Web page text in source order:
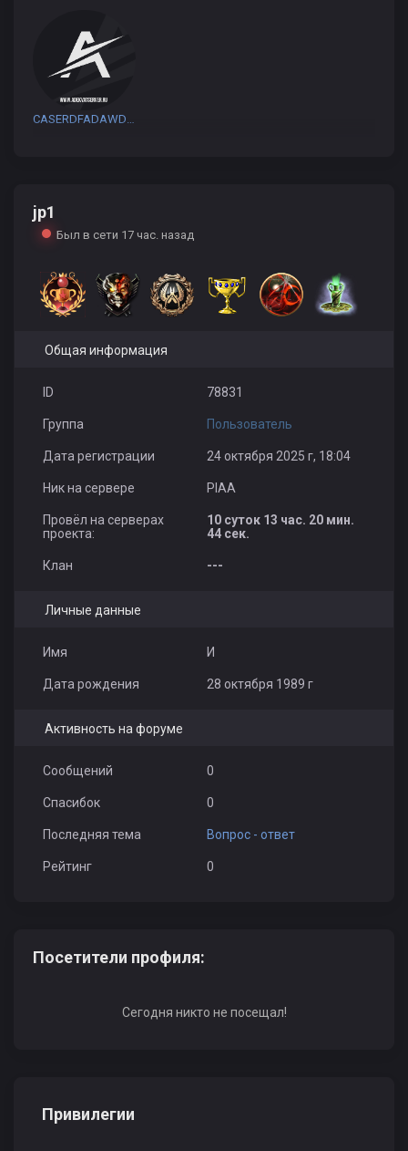
CASERDFADAWDSAD
jp1
Был в сети 17 час. назад
Общая информация
ID 78831
Группа Пользователь
Дата регистрации 24 октября 2025 г, 18:04
Ник на сервере PIAA
Провёл на серверах
проекта:
10 суток 13 час. 20 мин.
44 сек.
Клан ---
Личные данные
Имя И
Дата рождения 28 октября 1989 г
Активность на форуме
Сообщений 0
Спасибок 0
Последняя тема Вопрос - ответ
Рейтинг 0
Посетители профиля:
Сегодня никто не посещал!
Привилегии